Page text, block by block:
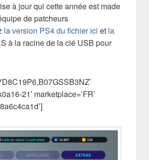
à jour qui cette année est made
de patcheurs
la version PS4 du fichier ici et la
à la racine de la clé USB pour
21′ marketplace=’FR’